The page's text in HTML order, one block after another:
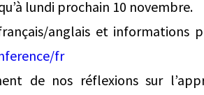
lundi prochain 10 novembre.
anglais et informations
fr
de nos réflexions sur